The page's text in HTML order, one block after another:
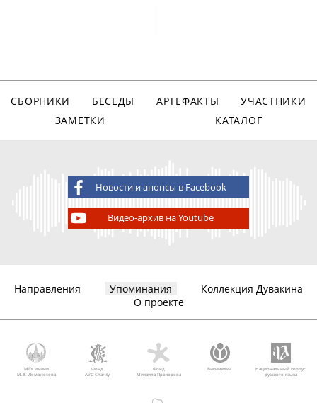
СБОРНИКИ БЕСЕДЫ АРТЕФАКТЫ
УЧАСТНИКИ
ЗАМЕТКИ
КАТАЛОГ
Новости и анонсы в Facebook
Видео-архив на Youtube
Направления Упоминания
Коллекция Дувакина
О проекте
МГУ имени
М.В. Ломоносова
Фонд
AVC Charity
Фонд
Михаила Прохорова
Викимедиа
Национальный корпус
русского языка